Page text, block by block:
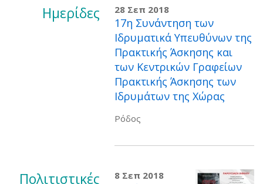
Ημερίδες 28 Σεπ 2018
17η Συνάντηση των
Ιδρυματικά Υπευθύνων της
Πρακτικής Άσκησης και
των Κεντρικών Γραφείων
Πρακτικής Άσκησης των
Ιδρυμάτων της Χώρας
Ρόδος
Πολιτιστικές
8 Σεπ 2018